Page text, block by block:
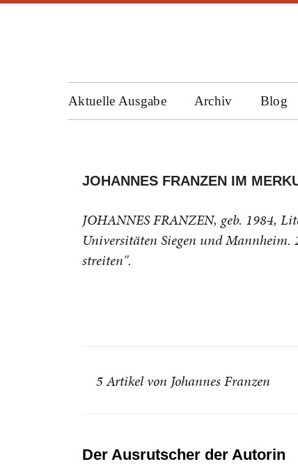
Aktuelle Ausgabe Archiv Blog
JOHANNES FRANZEN IM
JOHANNES FRANZEN, geb. 1984,
Universitäten Siegen und
streiten".
5 Artikel von Johannes Franzen
Der Ausrutscher der Autorin